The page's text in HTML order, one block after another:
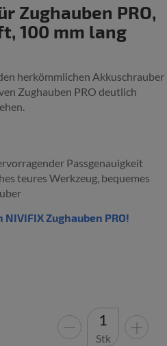
Zughauben PRO,
100 mm lang
herkömmlichen Akkuschrauber
Zughauben PRO deutlich
Passgenauigkeit
teures Werkzeug, bequemes
Zughauben PRO!
Stk